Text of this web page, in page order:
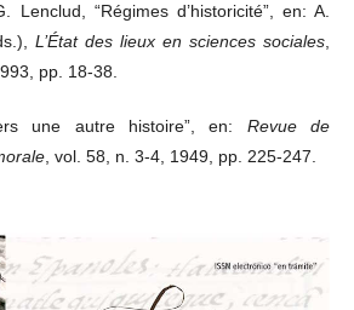
Lenclud, “Régimes d’historicité”, en: A.
L’État des lieux en sciences sociales
pp. 18-38.
une autre histoire”, en: Revue de
, vol. 58, n. 3-4, 1949, pp. 225-247.